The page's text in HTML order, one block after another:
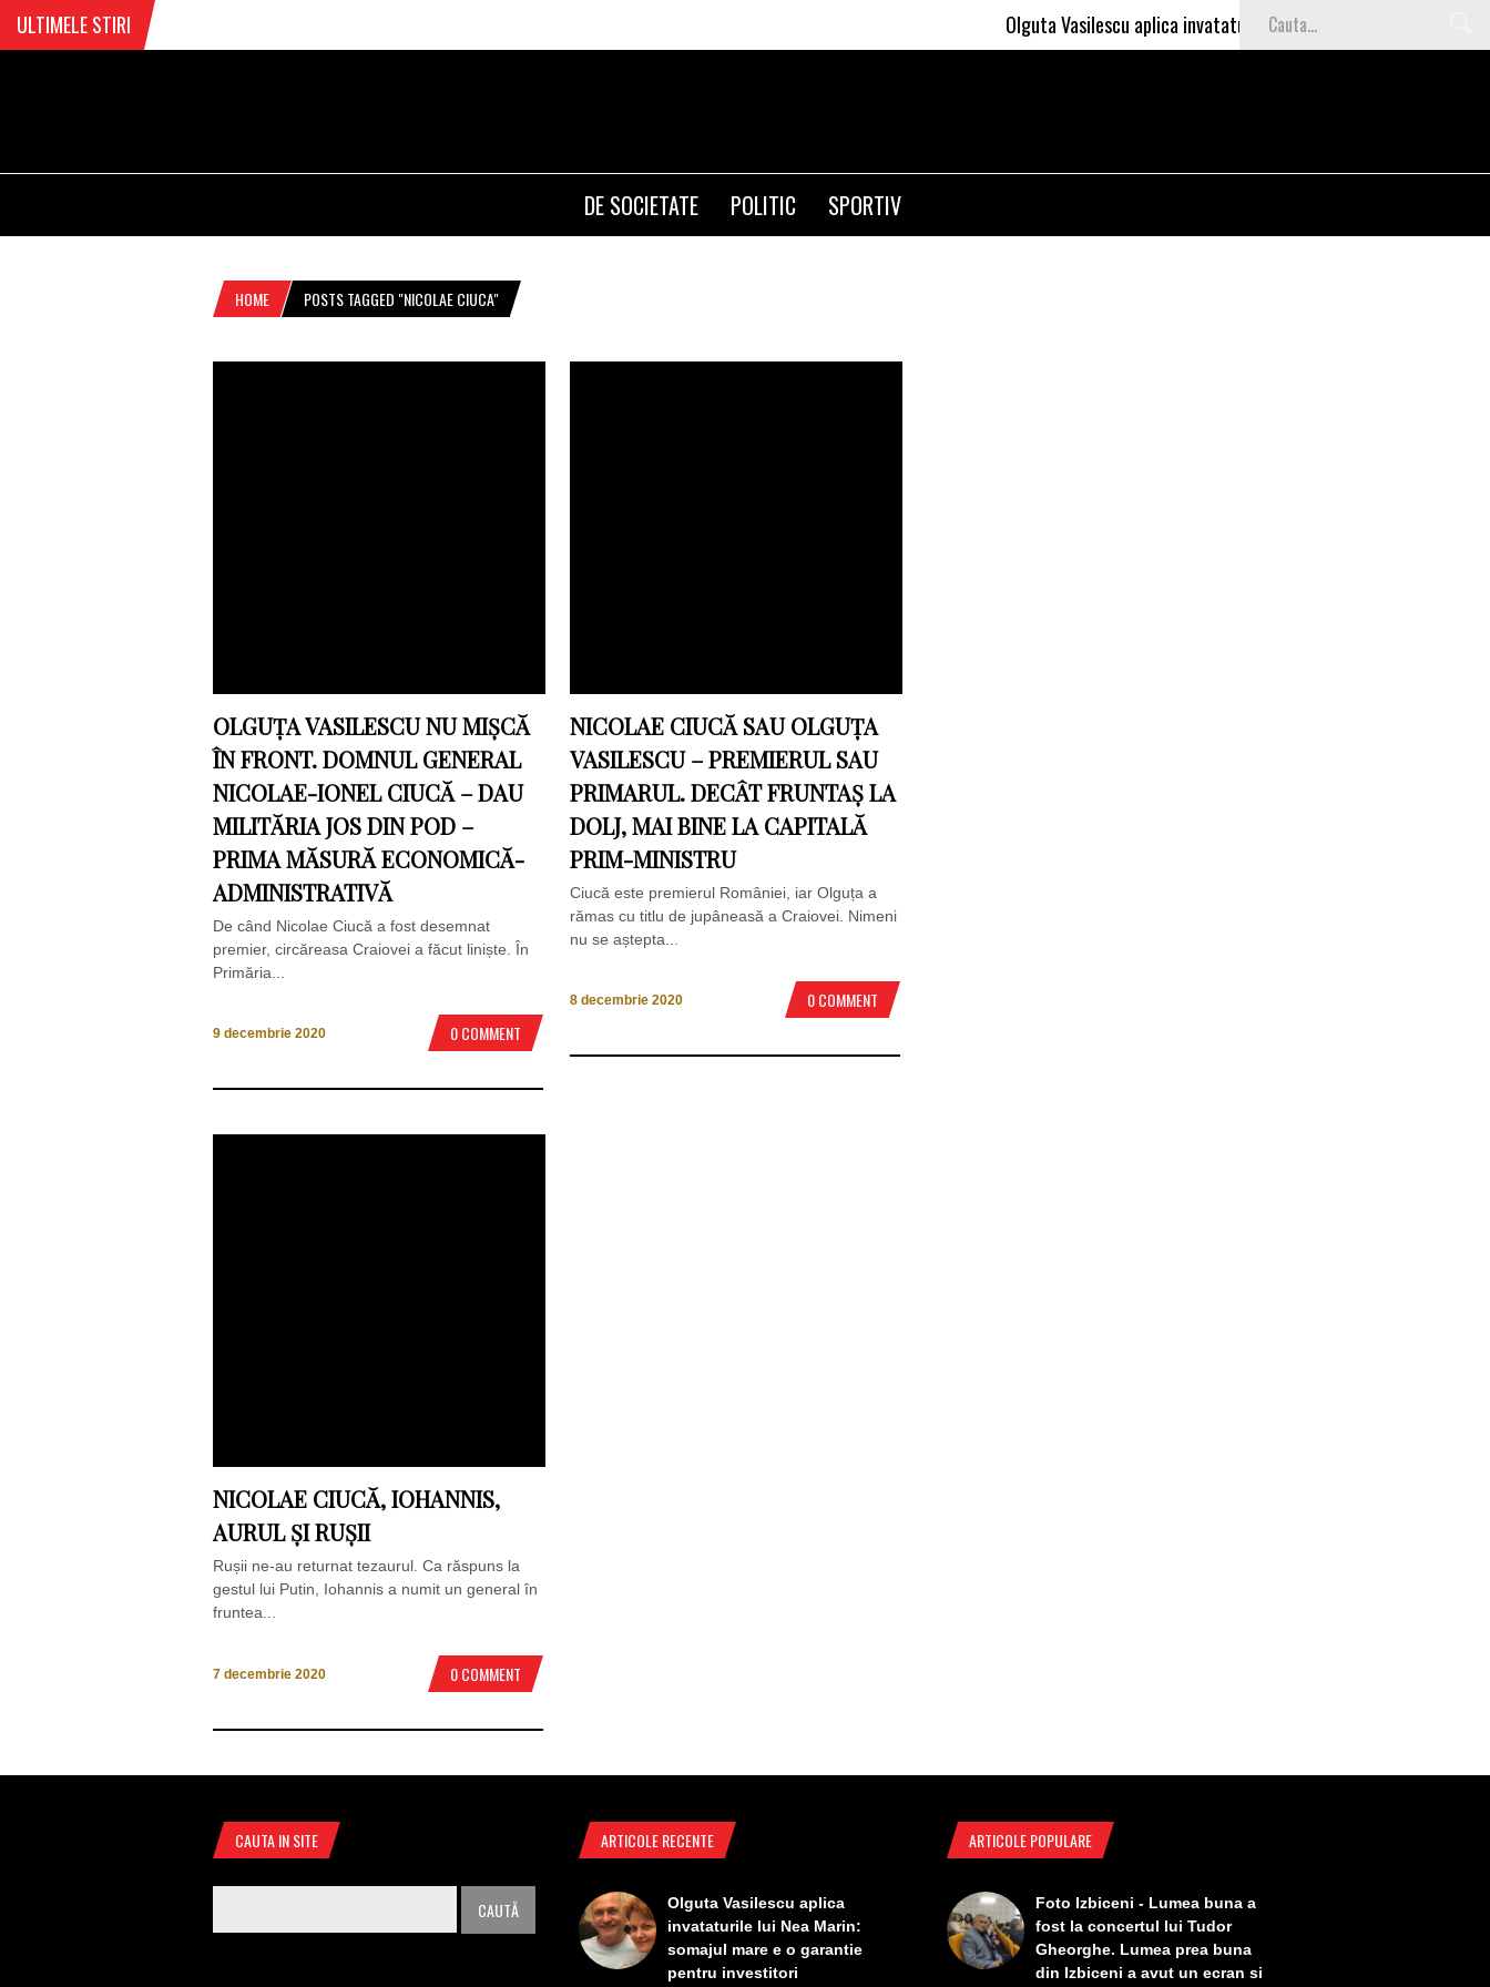
ULTIMELE STIRI Olguta Vasilescu aplica invataturile lui Nea Marin: somajul mare e
DE SOCIETATE POLITIC SPORTIV
HOME POSTS TAGGED "NICOLAE CIUCA"
OLGUȚA VASILESCU NU MIȘCĂ
ÎN FRONT. DOMNUL GENERAL
NICOLAE-IONEL CIUCĂ – DAU
MILITĂRIA JOS DIN POD –
PRIMA MĂSURĂ ECONOMICĂ-
ADMINISTRATIVĂ
De când Nicolae Ciucă a fost desemnat
premier, circăreasa Craiovei a făcut liniște. În
Primăria...
9 decembrie 2020 0 COMMENT
NICOLAE CIUCĂ SAU OLGUȚA
VASILESCU – PREMIERUL SAU
PRIMARUL. DECÂT FRUNTAȘ LA
DOLJ, MAI BINE LA CAPITALĂ
PRIM-MINISTRU
Ciucă este premierul României, iar Olguța a
rămas cu titlu de jupâneasă a Craiovei. Nimeni
nu se aștepta...
8 decembrie 2020 0 COMMENT
NICOLAE CIUCĂ, IOHANNIS,
AURUL ȘI RUȘII
Rușii ne-au returnat tezaurul. Ca răspuns la
gestul lui Putin, Iohannis a numit un general în
fruntea...
7 decembrie 2020 0 COMMENT
CAUTA IN SITE ARTICOLE RECENTE
Olguta Vasilescu aplica
invataturile lui Nea Marin:
somajul mare e o garantie
pentru investitori
ARTICOLE POPULARE
Foto Izbiceni - Lumea buna a
fost la concertul lui Tudor
Gheorghe. Lumea prea buna
din Izbiceni a avut un ecran si